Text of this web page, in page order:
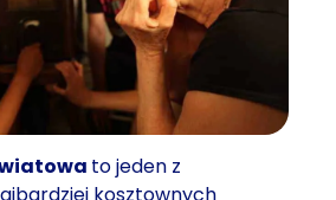
to jeden z